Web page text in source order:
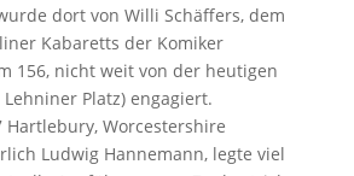
dort von Willi Schäffers, dem
Kabaretts der Komiker
156, nicht weit von der heutigen
Platz) engagiert.
Hartlebury, Worcestershire
Ludwig Hannemann, legte viel